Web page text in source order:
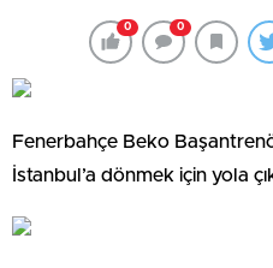
0 0
Fenerbahçe Beko
İstanbul’a dönmek için yola